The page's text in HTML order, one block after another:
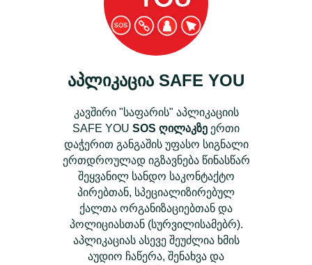
აპლიკაცია SAFE YOU
კავშირი "საფარის" აპლიკაციის
SAFE YOU SOS ღილაკზე ერთი
დაჭერით განგაშის უფასო სიგნალი
ერთდროულად იგზავნება წინასწარ
შეყვანილ სანდო საკონტაქტო
პირებთან, სპეციალიზირებულ
ქალთა ორგანიზაციებთან და
პოლიციასთან (სურვილისამებრ).
აპლიკაციას ასევე შეუძლია ხმის
აუდიო ჩაწერა, შენახვა და